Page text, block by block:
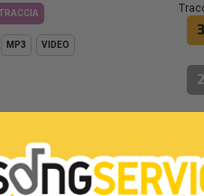
MP3 VIDEO
Ton.: MI-
Instinct MP3